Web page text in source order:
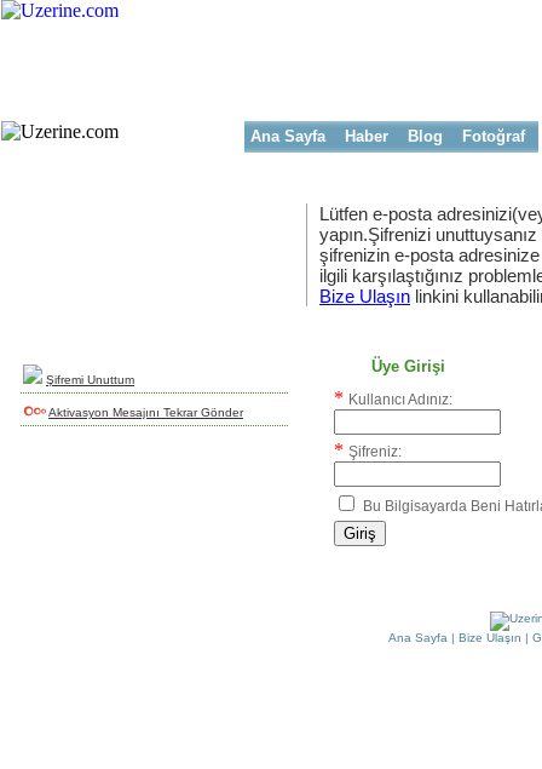
Ana Sayfa Haber Blog Fotoğraf
Şifremi Unuttum
Aktivasyon Mesajını Tekrar Gönder
Lütfen e-posta
yapın.Şifrenizi
şifrenizin e-posta
ilgili karşılaştığınız
Bize Ulaşın linkini
Üye Girişi
* Kullanıcı Adınız:
* Şifreniz:
Bu Bilgisayarda Beni
Ana Sayfa | Bize Ulaşın |